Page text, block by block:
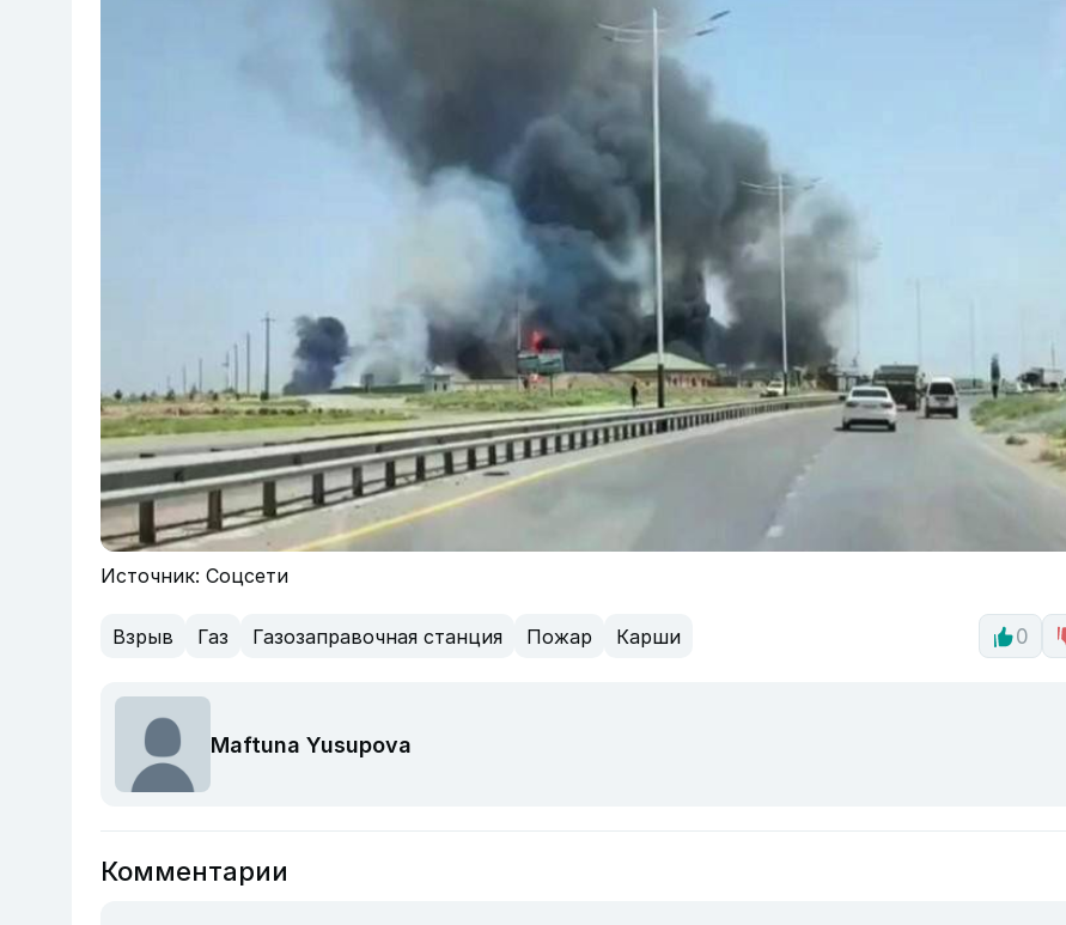
Источник: Соцсети
Взрыв Газ Газозаправочная станция Пожар Карши 0
Maftuna Yusupova
Комментарии